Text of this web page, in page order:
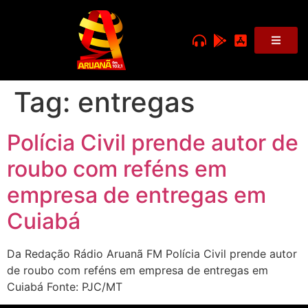
Tag: entregas
Polícia Civil prende autor de
roubo com reféns em
empresa de entregas em
Cuiabá
Da Redação Rádio Aruanã FM Polícia Civil prende autor
de roubo com reféns em empresa de entregas em
Cuiabá Fonte: PJC/MT